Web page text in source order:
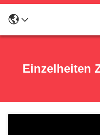
Einzelheiten